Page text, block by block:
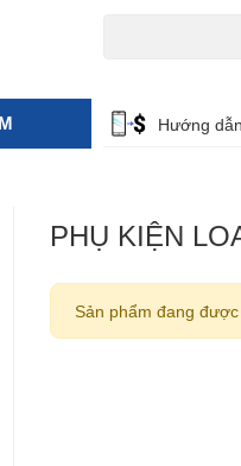
Hướng
PHỤ KIỆN
Sản phẩm đang được